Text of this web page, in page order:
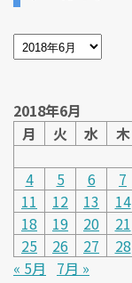
2018年6月
月
火 水 木
4
5 6 7
11
12 13 14
18
19 20 21
25
26 27 28
« 5月
7月 »